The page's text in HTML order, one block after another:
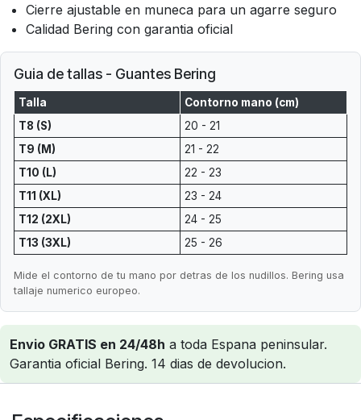
Cierre ajustable en muneca para un agarre seguro
Calidad Bering con garantia oficial
Guia de tallas - Guantes Bering
Talla
Contorno mano (cm)
T8 (S)
20 - 21
T9 (M)
21 - 22
T10 (L)
22 - 23
T11 (XL)
23 - 24
T12 (2XL)
24 - 25
T13 (3XL)
25 - 26
Mide el contorno de tu mano por detras de los nudillos. Bering usa
tallaje numerico europeo.
Envio GRATIS en 24/48h a toda Espana peninsular.
Garantia oficial Bering. 14 dias de devolucion.